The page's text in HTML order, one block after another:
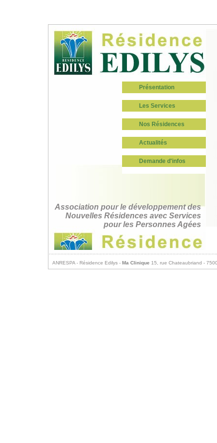
Présentation
Les Services
Nos Résidences
Actualités
Demande d'infos
Association pour le développement des
Nouvelles Résidences avec Services
pour les Personnes Agées
ANRESPA - Résidence Edilys - Ma Clinique 15, rue Chateaubriand -